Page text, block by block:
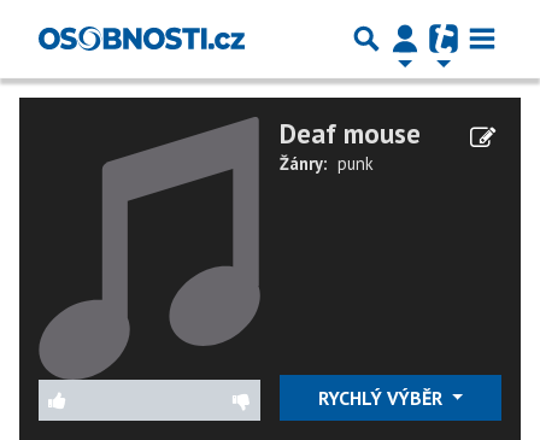
Deaf mouse
Žánry: punk
RYCHLÝ VÝBĚR